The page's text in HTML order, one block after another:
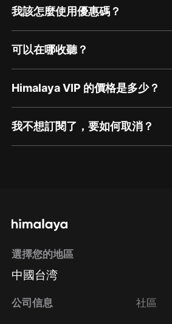
我該怎麼使用優惠碼？
可以在哪收聽？
Himalaya VIP 的價格是多少？
我不想訂閱了，要如何取消？
方法 Google Play取消訂閱方法
選擇您的地區
中國台湾
公司信息 社區